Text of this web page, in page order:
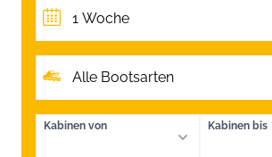
1 Woche
Alle Bootsarten
Kabinen von Kabinen bis